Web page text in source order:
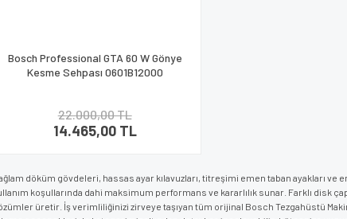
Bosch Professional GTA 60 W Gönye
Kesme Sehpası 0601B12000
22.000,00 TL
14.465,00 TL
döküm gövdeleri, hassas ayar kılavuzları, titreşimi emen taban ayakları
koşullarında dahi maksimum performans ve kararlılık sunar. Farklı disk
üretir. İş verimliliğinizi zirveye taşıyan tüm orijinal Bosch Tezgahüstü